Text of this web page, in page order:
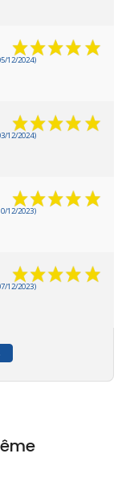
12/2024)
12/2024)
12/2023)
12/2023)